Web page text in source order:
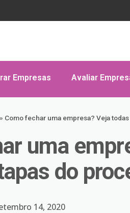
Empresas Avaliar
Como fechar uma empresa? Veja
uma
do
14, 2020